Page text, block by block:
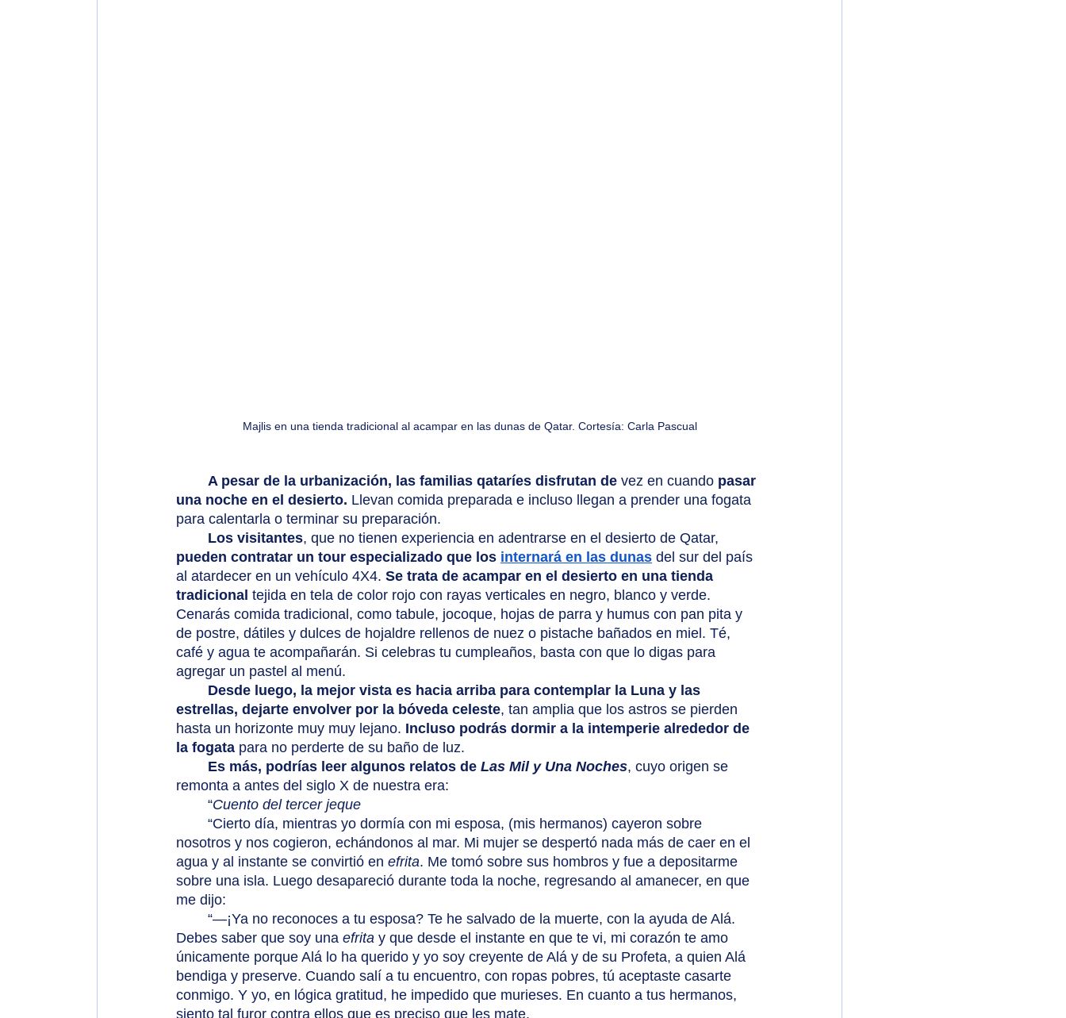
Majlis en una tienda tradicional al acampar en las dunas de Qatar. Cortesía: Carla Pascual
A pesar de la urbanización, las familias qataríes disfrutan de vez en cuando pasar
una noche en el desierto. Llevan comida preparada e incluso llegan a prender una fogata
para calentarla o terminar su preparación.
Los visitantes, que no tienen experiencia en adentrarse en el desierto de Qatar,
pueden contratar un tour especializado que los internará en las dunas del sur del país
al atardecer en un vehículo 4X4. Se trata de acampar en el desierto en una tienda
tradicional tejida en tela de color rojo con rayas verticales en negro, blanco y verde.
Cenarás comida tradicional, como tabule, jocoque, hojas de parra y humus con pan pita y
de postre, dátiles y dulces de hojaldre rellenos de nuez o pistache bañados en miel. Té,
café y agua te acompañarán. Si celebras tu cumpleaños, basta con que lo digas para
agregar un pastel al menú.
Desde luego, la mejor vista es hacia arriba para contemplar la Luna y las
estrellas, dejarte envolver por la bóveda celeste, tan amplia que los astros se pierden
hasta un horizonte muy muy lejano. Incluso podrás dormir a la intemperie alrededor de
la fogata para no perderte de su baño de luz.
Es más, podrías leer algunos relatos de Las Mil y Una Noches, cuyo origen se
remonta a antes del siglo X de nuestra era:
	“
Cuento del tercer jeque
nosotros y nos cogieron, echándonos al mar. Mi mujer se despertó nada más de caer en el
agua y al instante se convirtió en efrita. Me tomó sobre sus hombros y fue a depositarme
sobre una isla. Luego desapareció durante toda la noche, regresando al amanecer, en que
me dijo:
Debes saber que soy una efrita y que desde el instante en que te vi, mi corazón te amo
únicamente porque Alá lo ha querido y yo soy creyente de Alá y de su Profeta, a quien Alá
bendiga y preserve. Cuando salí a tu encuentro, con ropas pobres, tú aceptaste casarte
conmigo. Y yo, en lógica gratitud, he impedido que murieses. En cuanto a tus hermanos,
siento tal furor contra ellos que es preciso que les mate.